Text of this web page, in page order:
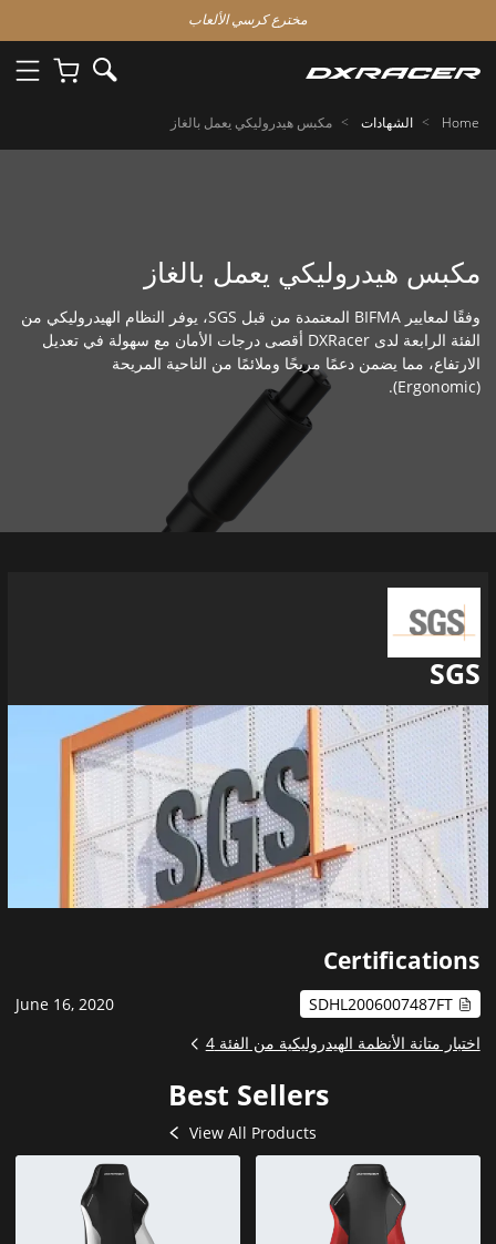
مخترع كرسي الألعاب
Home الشهادات مكبس هيدروليكي يعمل بالغاز
مكبس هيدروليكي يعمل بالغاز
وفقًا لمعايير BIFMA المعتمدة من قبل SGS، يوفر النظام الهيدروليكي من
الفئة الرابعة لدى DXRacer أقصى درجات الأمان مع سهولة في تعديل
الارتفاع، مما يضمن دعمًا مريحًا وملائمًا من الناحية المريحة
(Ergonomic).
SGS
Certifications
SDHL2006007487FT
اختبار متانة الأنظمة الهيدروليكية من الفئة 4
June 16, 2020
Best Sellers
View All Products